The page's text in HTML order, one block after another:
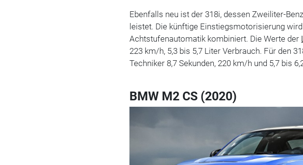
Ebenfalls neu ist der 318i, dessen Zweiliter-
leistet. Die künftige Einstiegsmotorisierung
Achtstufenautomatik kombiniert. Die Werte der
223 km/h, 5,3 bis 5,7 Liter Verbrauch. Für den
Techniker 8,7 Sekunden, 220 km/h und 5,7 bis
BMW M2 CS (2020)